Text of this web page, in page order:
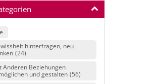
hinterfragen, neu
24
Anderen Beziehungen
und gestalten 56